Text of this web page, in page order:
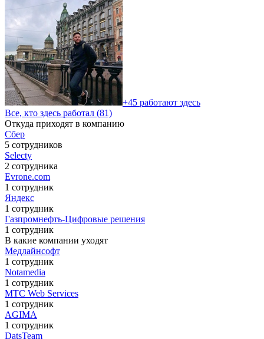
+45 работают здесь
Все, кто здесь работал (81)
Откуда приходят в компанию
Сбер
5 сотрудников
Selecty
2 сотрудника
Evrone.com
1 сотрудник
Яндекс
1 сотрудник
Газпромнефть-Цифровые решения
1 сотрудник
В какие компании уходят
Медлайнсофт
1 сотрудник
Notamedia
1 сотрудник
МТС Web Services
1 сотрудник
AGIMA
1 сотрудник
DatsTeam